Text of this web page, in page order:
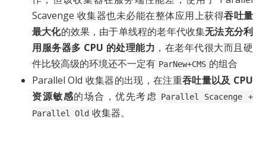
Scavenge 收集器也未必能在整体应用上获得吞吐量
最大化的效果，由于单线程的老年代收集无法充分利
用服务器多 CPU 的处理能力 ，在老年代很大而且硬
件比较高级的环境还不一定有 ParNew+CMS 的组合
Parallel Old 收集器的出现，在注重吞吐量以及 CPU
资源敏感的场合，优先考虑 Parallel Scacenge +
Parallel Old 收集器。